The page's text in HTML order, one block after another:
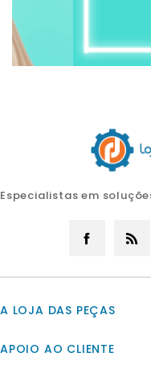
Especialistas em
A LOJA DAS PEÇAS
APOIO AO CLIENTE